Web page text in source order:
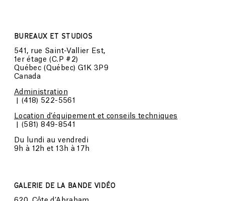
BUREAUX ET STUDIOS
541, rue Saint-Vallier Est,
1er étage (C.P #2)
Québec (Québec) G1K 3P9
Canada
Administration
| (418) 522-5561
Location d’équipement et conseils techniques
(581) 849-8541
Du lundi au vendredi
9h à 12h et 13h à 17h
GALERIE DE LA BANDE VIDÉO